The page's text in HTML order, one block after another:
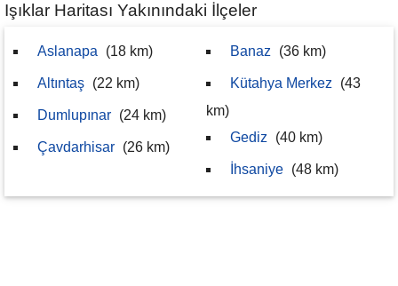
Işıklar Haritası Yakınındaki İlçeler
Aslanapa (18 km)
Altıntaş (22 km)
Dumlupınar (24 km)
Çavdarhisar (26 km)
Banaz (36 km)
Kütahya Merkez
(43
km)
Gediz
(40 km)
İhsaniye (48 km)